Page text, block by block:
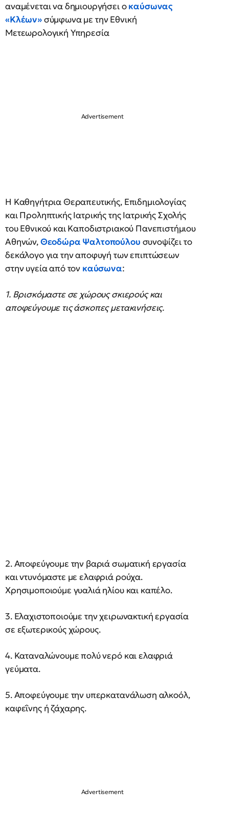
αναμένεται να δημιουργήσει οκαύσωνας
«Κλέων»σύμφωνα με την Εθνική
Μετεωρολογική Υπηρεσία
Η Καθηγήτρια Θεραπευτικής, Επιδημιολογίας
και Προληπτικής Ιατρικής της Ιατρικής Σχολής
του Εθνικού και Καποδιστριακού Πανεπιστήμιου
Αθηνών,Θεοδώρα Ψαλτοπούλου συνοψίζει το
δεκάλογο για την αποφυγή των επιπτώσεων
στην υγεία από τον καύσωνα:
1. Βρισκόμαστε σε χώρους σκιερούς και
αποφεύγουμε τις άσκοπες μετακινήσεις.
2. Αποφεύγουμε την βαριά σωματική εργασία
και ντυνόμαστε με ελαφριά ρούχα.
Χρησιμοποιούμε γυαλιά ηλίου και καπέλο.
3. Ελαχιστοποιούμε την χειρωνακτική εργασία
σε εξωτερικούς χώρους.
4. Καταναλώνουμε πολύ νερό και ελαφριά
γεύματα.
5. Αποφεύγουμε την υπερκατανάλωση αλκοόλ,
καφεΐνης ή ζάχαρης.